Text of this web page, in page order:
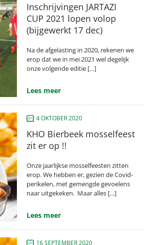
Inschrijvingen JARTAZI
CUP 2021 lopen volop
(bijgewerkt 17 dec)
Na de afgelasting in 2020, rekenen we
erop dat we in mei 2021 wel degelijk
onze volgende editie […]
Lees meer
4 OKTOBER 2020
KHO Bierbeek mosselfeest
zit er op !!
Onze jaarlijkse mosselfeesten zitten
erop. We hebben er, gezien de Covid-
perikelen, met gemengde gevoelens
naar uitgekeken. Maar alles […]
Lees meer
16 SEPTEMBER 2020